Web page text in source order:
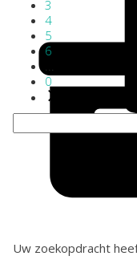
3
4
5
6
0
Uw zoekopdracht